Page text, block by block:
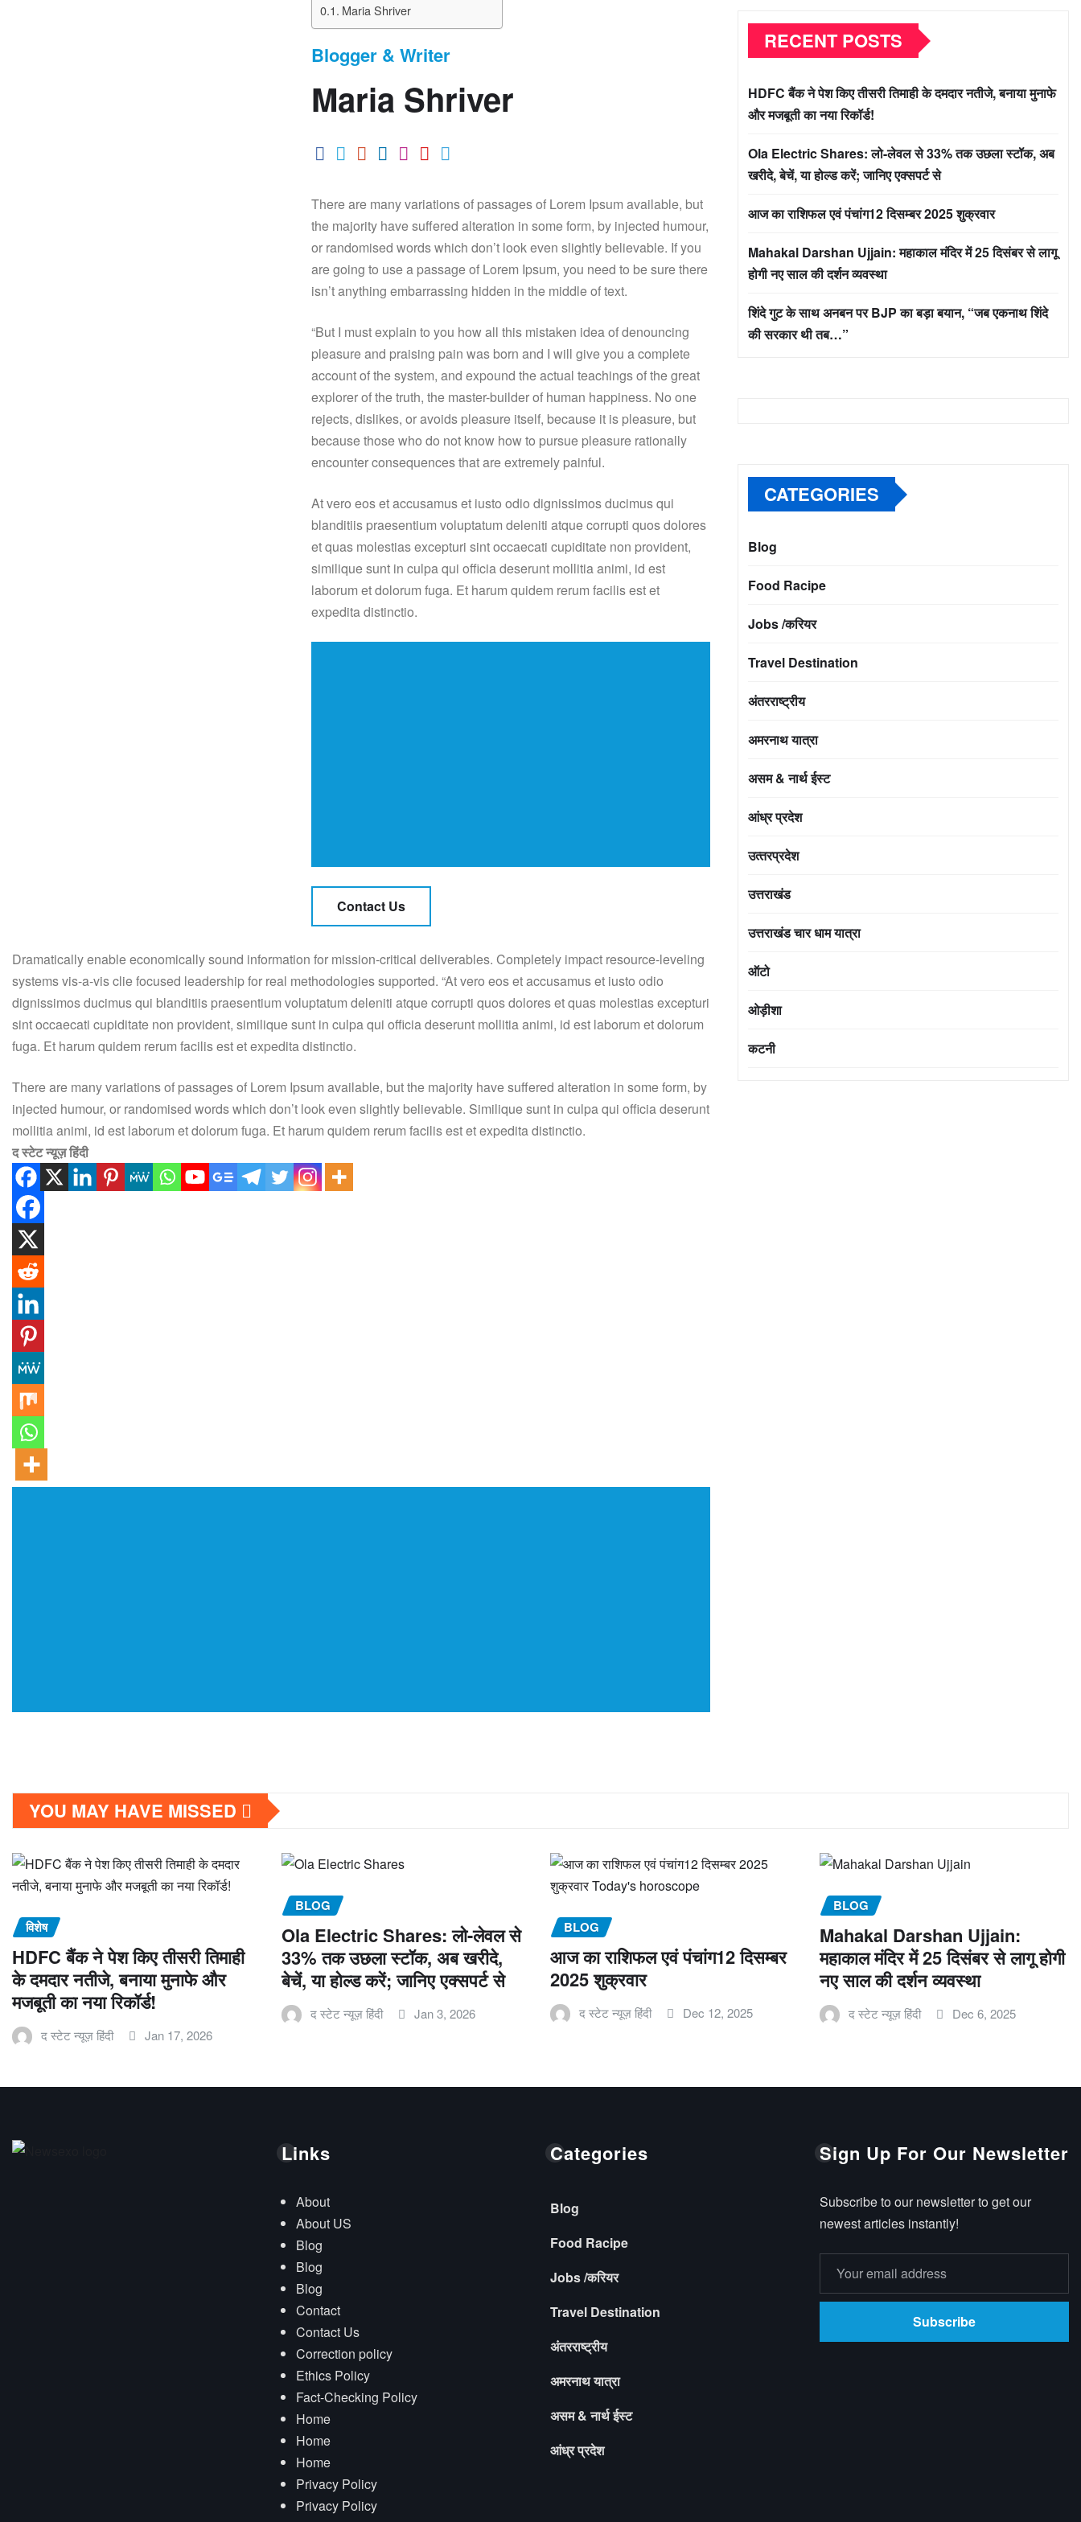
Maria Shriver
Blogger & Writer
Maria Shriver
There are many variations of passages of Lorem Ipsum available, but
the majority have suffered alteration in some form, by injected humour,
or randomised words which don’t look even slightly believable. If you
are going to use a passage of Lorem Ipsum, you need to be sure there
isn’t anything embarrassing hidden in the middle of text.
“But I must explain to you how all this mistaken idea of denouncing
pleasure and praising pain was born and I will give you a complete
account of the system, and expound the actual teachings of the great
explorer of the truth, the master-builder of human happiness. No one
rejects, dislikes, or avoids pleasure itself, because it is pleasure, but
because those who do not know how to pursue pleasure rationally
encounter consequences that are extremely painful.
At vero eos et accusamus et iusto odio dignissimos ducimus qui
blanditiis praesentium voluptatum deleniti atque corrupti quos dolores
et quas molestias excepturi sint occaecati cupiditate non provident,
similique sunt in culpa qui officia deserunt mollitia animi, id est
laborum et dolorum fuga. Et harum quidem rerum facilis est et
expedita distinctio.
Contact Us
Dramatically enable economically sound information for mission-critical deliverables. Completely impact resource-leveling
systems vis-a-vis clie focused leadership for real methodologies supported. “At vero eos et accusamus et iusto odio
dignissimos ducimus qui blanditiis praesentium voluptatum deleniti atque corrupti quos dolores et quas molestias excepturi
sint occaecati cupiditate non provident, similique sunt in culpa qui officia deserunt mollitia animi, id est laborum et dolorum
fuga. Et harum quidem rerum facilis est et expedita distinctio.
There are many variations of passages of Lorem Ipsum available, but the majority have suffered alteration in some form, by
injected humour, or randomised words which don’t look even slightly believable. Similique sunt in culpa qui officia deserunt
mollitia animi, id est laborum et dolorum fuga. Et harum quidem rerum facilis est et expedita distinctio.
द स्टेट न्यूज़ हिंदी
RECENT POSTS
HDFC बैंक ने पेश किए तीसरी तिमाही के दमदार नतीजे, बनाया मुनाफे
और मजबूती का नया रिकॉर्ड!
Ola Electric Shares: लो-लेवल से 33% तक उछला स्टॉक, अब
खरीदे, बेचें, या होल्ड करें; जानिए एक्सपर्ट से
आज का राशिफल एवं पंचांग12 दिसम्बर 2025 शुक्रवार
Mahakal Darshan Ujjain: महाकाल मंदिर में 25 दिसंबर से लागू
होगी नए साल की दर्शन व्यवस्था
शिंदे गुट के साथ अनबन पर BJP का बड़ा बयान, “जब एकनाथ शिंदे
की सरकार थी तब…”
CATEGORIES
Blog
Food Racipe
Jobs /करियर
Travel Destination
अंतरराष्ट्रीय
अमरनाथ यात्रा
असम & नार्थ ईस्ट
आंध्र प्रदेश
उत्‍तरप्रदेश
उत्तराखंड
उत्तराखंड चार धाम यात्रा
ऑटो
ओड़ीशा
कटनी
YOU MAY HAVE MISSED
विशेष
HDFC बैंक ने पेश किए तीसरी तिमाही
के दमदार नतीजे, बनाया मुनाफे और
मजबूती का नया रिकॉर्ड!
द स्टेट न्यूज़ हिंदी Jan 17, 2026
BLOG
Ola Electric Shares: लो-लेवल से
33% तक उछला स्टॉक, अब खरीदे,
बेचें, या होल्ड करें; जानिए एक्सपर्ट से
द स्टेट न्यूज़ हिंदी Jan 3, 2026
BLOG
आज का राशिफल एवं पंचांग12 दिसम्बर
2025 शुक्रवार
द स्टेट न्यूज़ हिंदी Dec 12, 2025
BLOG
Mahakal Darshan Ujjain:
महाकाल मंदिर में 25 दिसंबर से लागू होगी
नए साल की दर्शन व्यवस्था
द स्टेट न्यूज़ हिंदी Dec 6, 2025
Links
About
About US
Blog
Blog
Blog
Contact
Contact Us
Correction policy
Ethics Policy
Fact-Checking Policy
Home
Home
Home
Privacy Policy
Privacy Policy
Categories
Blog
Food Racipe
Jobs /करियर
Travel Destination
अंतरराष्ट्रीय
अमरनाथ यात्रा
असम & नार्थ ईस्ट
आंध्र प्रदेश
Sign Up For Our Newsletter
Subscribe to our newsletter to get our
newest articles instantly!
Subscribe